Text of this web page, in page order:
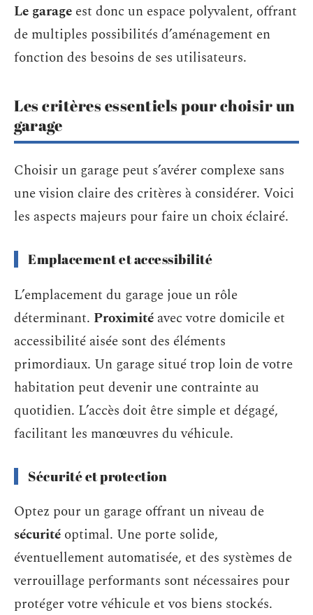
Le garage est donc un espace polyvalent, offrant
de multiples possibilités d’aménagement en
fonction des besoins de ses utilisateurs.
Les critères essentiels pour choisir un
garage
Choisir un garage peut s’avérer complexe sans
une vision claire des critères à considérer. Voici
les aspects majeurs pour faire un choix éclairé.
Emplacement et accessibilité
L’emplacement du garage joue un rôle
déterminant. Proximité avec votre domicile et
accessibilité aisée sont des éléments
primordiaux. Un garage situé trop loin de votre
habitation peut devenir une contrainte au
quotidien. L’accès doit être simple et dégagé,
facilitant les manœuvres du véhicule.
Sécurité et protection
Optez pour un garage offrant un niveau de
sécurité optimal. Une porte solide,
éventuellement automatisée, et des systèmes de
verrouillage performants sont nécessaires pour
protéger votre véhicule et vos biens stockés.